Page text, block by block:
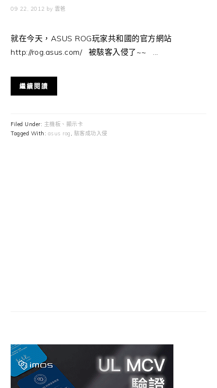
09 22, 2012 by 雲爸
就在今天，ASUS ROG玩家共和國的官方網站
http://rog.asus.com/ 被駭客入侵了~~ ...
繼續閱讀
Filed Under: 主機板、顯示卡
Tagged With: asus rog 駭客成功入侵